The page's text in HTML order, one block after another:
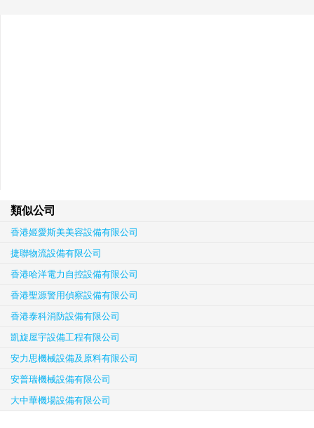
類似公司
香港姬愛斯美美容設備有限公司
捷聯物流設備有限公司
香港哈洋電力自控設備有限公司
香港聖源警用偵察設備有限公司
香港泰科消防設備有限公司
凱旋屋宇設備工程有限公司
安力思機械設備及原料有限公司
安普瑞機械設備有限公司
大中華機場設備有限公司